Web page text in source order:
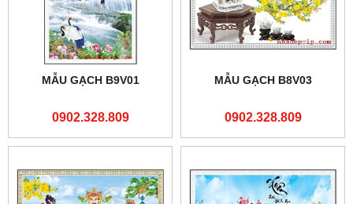
MẪU GẠCH B9V01
0902.328.809
MẪU GẠCH B8V03
0902.328.809